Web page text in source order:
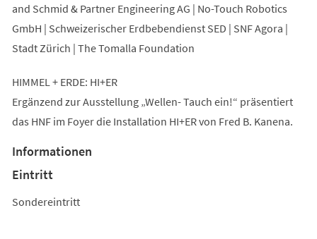
and Schmid & Partner Engineering AG | No-Touch Robotics
GmbH | Schweizerischer Erdbebendienst SED | SNF Agora |
Stadt Zürich | The Tomalla Foundation
HIMMEL + ERDE: HI+ER
Ergänzend zur Ausstellung „Wellen- Tauch ein!“ präsentiert
das HNF im Foyer die Installation HI+ER von Fred B. Kanena.
Informationen
Eintritt
Sondereintritt